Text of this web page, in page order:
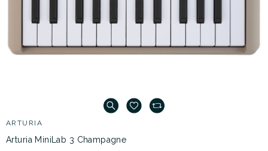
ARTURIA
Arturia MiniLab 3 Champagne